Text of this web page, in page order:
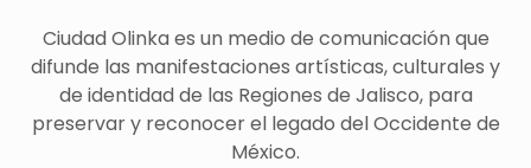
Ciudad Olinka es un medio de comunicación que
difunde las manifestaciones artísticas, culturales y
de identidad de las Regiones de Jalisco, para
preservar y reconocer el legado del Occidente de
México.